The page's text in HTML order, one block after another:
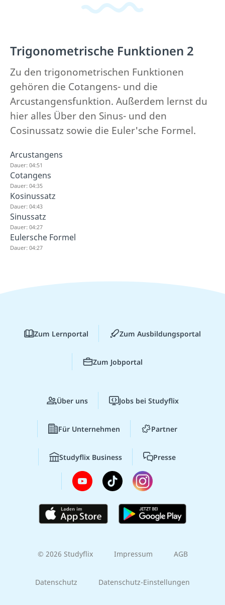
Trigonometrische Funktionen 2
Zu den trigonometrischen Funktionen
gehören die Cotangens- und die
Arcustangensfunktion. Außerdem lernst du
hier alles Über den Sinus- und den
Cosinussatz sowie die Euler'sche Formel.
Arcustangens
Dauer: 04:51
Cotangens
Dauer: 04:35
Kosinussatz
Dauer: 04:43
Sinussatz
Dauer: 04:27
Eulersche Formel
Dauer: 04:27
Zum Lernportal Zum Ausbildungsportal
Zum Jobportal
Über uns Jobs bei Studyflix
Für Unternehmen Partner
Studyflix Business Presse
© 2026 Studyflix Impressum AGB
Datenschutz Datenschutz-Einstellungen